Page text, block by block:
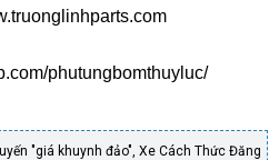
phutungbomthuyluc/
"giá khuynh đảo", Xe Cách Thức Đăng